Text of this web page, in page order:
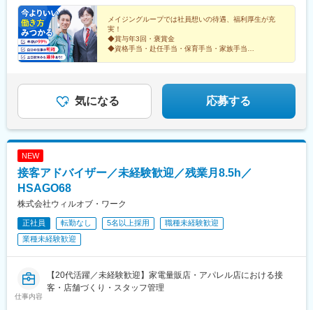
駅、飯塚駅、幡生駅、行橋駅、三ケ森駅、牧駅(大分県)、別府大学
駅、佐賀駅、鳥栖駅、須屋駅、平成駅、竜田口駅、スタジアムシ
ティノース駅、幸駅、長与駅、都城駅、小林駅(宮崎県)、志布志
駅、高見橋駅、てだこ浦西駅、新宿駅(東京メトロ)、大阪梅田駅
(阪急線)、中野駅(東京都)、大阪駅、なんば駅(南海線)、仙台駅、
川駅、神奈川駅、海老名駅(相模線)、石上駅、千葉駅、津田沼駅、
掛川市役所前駅、県立美術館前駅、青山駅(愛知県)、上挙母駅、小
牧駅、北長野駅、岩村田駅、あすなろう四日市駅、伏見稲荷駅、
新田駅(京都府)、宮之阪駅、高槻市駅、大小路駅、高見ノ里駅、な
かもず駅、神戸三宮駅(阪急・神戸高速)、さくら夙川駅、京口駅、
県)、大津町駅、茂里町駅、新宿三丁目駅、梅田駅(地下鉄)、大阪
梅田駅(阪神線)、なんば駅(地下鉄)、仙台駅(地下鉄)、三越前駅、
都電雑司ケ谷駅、銀座一丁目駅、奥沢駅、高津駅(神奈川県)、向河
原駅、東白楽駅、新高島駅、栄町駅(千葉県)、京成津田沼駅、草薙
駅(東海道本線)、信濃吉田駅、鳥羽街道駅、伊勢田駅、花田口駅、
白鷺駅、神戸三宮駅(阪神)、堀詰駅、浦上駅、新宿駅、大阪難波駅
福井【関西】大阪、兵庫、滋賀、京都、奈良、和歌山【中国】広
島、鳥取、岡山、島根、山口【四国】香川、徳島、愛媛、高知
【九州】福岡、大分、佐賀、熊本、宮崎、長崎、鹿児島■交通アク
セスプロジェクト先によって異なります。プロジェクト先によ
り、車通勤OK。
和田駅(埼玉県)、与野本町駅、南与野駅、北浦和駅、南浦和駅、東
浦和駅、岩槻駅、蘇我駅、実籾駅、スポーツセンター駅、千城台
駅、誉田駅、検見川浜駅、鶴見小野駅、三ツ沢下町駅、戸部駅、
山手駅、井土ケ谷駅、上永谷駅、和田町駅、鶴ケ峰駅、屏風浦
駅、金沢文庫駅、新羽駅、十日市場駅(神奈川県)、青葉台駅、セン
島田駅、武蔵小杉駅、武蔵溝ノ口駅、鷺沼駅、生田駅(神奈川県)、
柿生駅、相模湖駅、上溝駅、下溝駅、豊栄駅、新潟駅、白山駅(新
駅、左京山駅、上社駅、植田駅(名古屋市営)、貴船口駅、今出川
駅、鞍馬駅、二条駅、清水五条駅、五条駅(京都市営)、上鳥羽口
駅、日吉駅(京都府)、桃山駅、東野駅(京都府)、洛西口駅、都島
本町駅、芦原橋駅、福駅、だいどう豊里駅、今里駅(地下鉄)、桃谷
駅、千林大宮駅、鴫野駅、東天下茶屋駅、沢ノ町駅、西天下茶屋
栂・美木多駅、新金岡駅、北野田駅、岡本駅(兵庫県)、星の駅、湊
川公園駅、西代駅、妙法寺駅(兵庫県)、滝の茶屋駅、大池駅、中埠
が含まれています。※経験・能力などを考慮し、決定します。＜年
収例＞670万円／35歳・入社2年目760万円／45歳・入社5年目
820万円／51歳・入社8年目
メイジングループでは社員想いの待遇、福利厚生が充
実！
◆賞与年3回・褒賞金
◆資格手当・赴任手当・保育手当・家族手当
◆インフルエンザ予防接種助成金
気になる 応募する
NEW
接客アドバイザー／未経験歓迎／残業月8.5h／
HSAGO68
株式会社ウィルオブ・ワーク
正社員 転勤なし 5名以上採用
職種未経験歓迎
業種未経験歓迎
仕事内容
【20代活躍／未経験歓迎】家電量販店・アパレル店における接
客・店舗づくり・スタッフ管理